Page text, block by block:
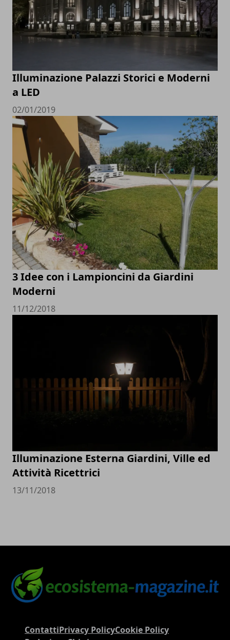
Illuminazione Palazzi Storici e Moderni
a LED
02/01/2019
3 Idee con i Lampioncini da Giardini
Moderni
11/12/2018
Illuminazione Esterna Giardini, Ville ed
Attività Ricettrici
13/11/2018
ContattiPrivacy PolicyCookie Policy